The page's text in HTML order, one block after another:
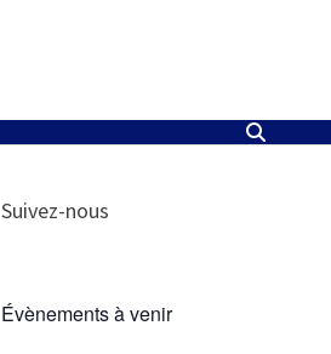
Suivez-nous
Évènements à venir